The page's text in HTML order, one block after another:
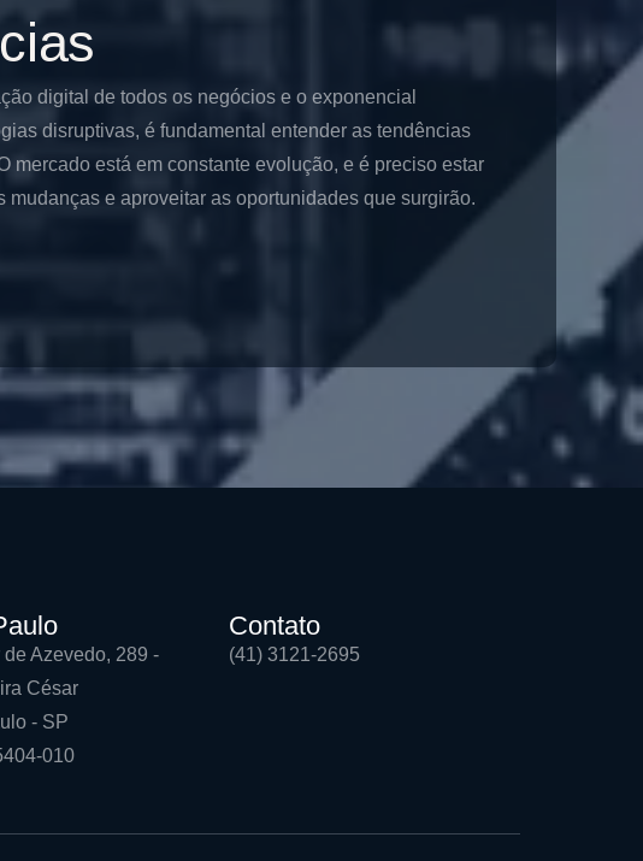
digital de todos os negócios e o exponencial
disruptivas, é fundamental entender as tendências
mercado está em constante evolução, e é preciso estar
mudanças e aproveitar as oportunidades que surgirão.
de Azevedo, 289 -
César
- SP
010
Contato
(41) 3121-2695